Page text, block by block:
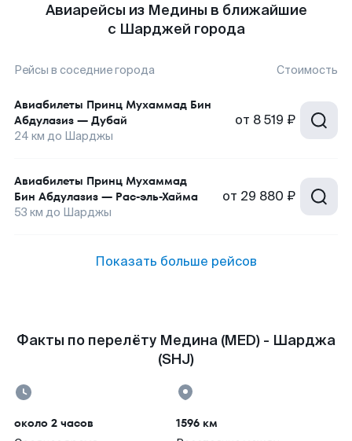
Авиарейсы из Медины в ближайшие
с Шарджей города
Рейсы в соседние города Стоимость
Авиабилеты Принц Мухаммад Бин
Абдулазиз — Дубай
24 км до Шарджы
от 8 519 ₽
Авиабилеты Принц Мухаммад
Бин Абдулазиз — Рас-эль-Хайма
53 км до Шарджы
от 29 880 ₽
Показать больше рейсов
Факты по перелёту Медина (MED) - Шарджа
(SHJ)
около 2 часов 1596 км